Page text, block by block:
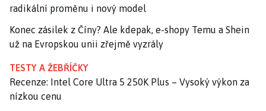
radikální proměnu i nový model
Konec zásilek z Číny? Ale kdepak, e-shopy Temu a Shein
už na Evropskou unii zřejmě vyzrály
TESTY A ŽEBŘÍČKY
Recenze: Intel Core Ultra 5 250K Plus – Vysoký výkon za
nízkou cenu